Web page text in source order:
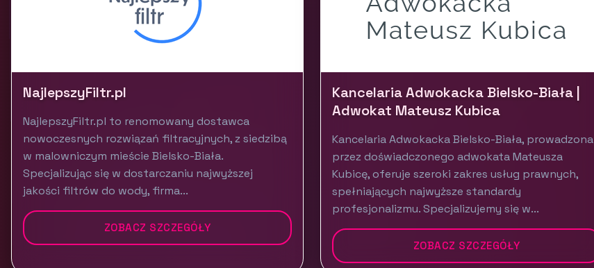
NajlepszyFiltr.pl
NajlepszyFiltr.pl to renomowany dostawca
nowoczesnych rozwiązań filtracyjnych, z siedzibą
w malowniczym mieście Bielsko-Biała.
Specjalizując się w dostarczaniu najwyższej
jakości filtrów do wody, firma...
ZOBACZ SZCZEGÓŁY
Kancelaria Adwokacka Bielsko-Biała |
Adwokat Mateusz Kubica
Kancelaria Adwokacka Bielsko-Biała, prowadzona
przez doświadczonego adwokata Mateusza
Kubicę, oferuje szeroki zakres usług prawnych,
spełniających najwyższe standardy
profesjonalizmu. Specjalizujemy się w...
ZOBACZ SZCZEGÓŁY